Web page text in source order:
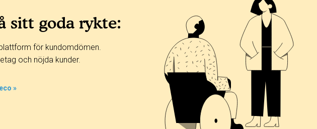
sitt goda rykte:
för kundomdömen.
och nöjda kunder.
»